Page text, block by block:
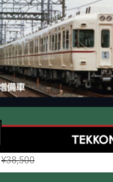
¥14,300
で
し
た。
は
¥10,010
で
す。
¥38,500元
の
現
在